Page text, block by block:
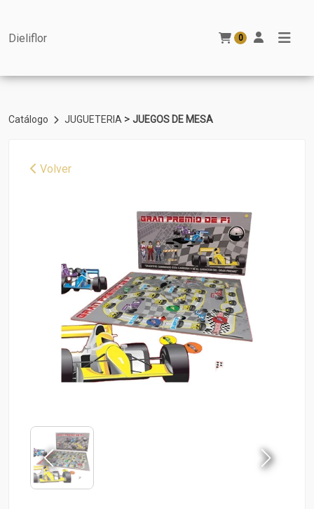
Dieliflor 0
Catálogo JUGUETERIA > JUEGOS DE MESA
Volver